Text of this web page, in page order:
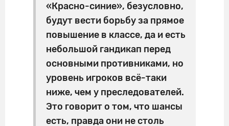
«Красно-синие», безусловно,
будут вести борьбу за прямое
повышение в классе, да и есть
небольшой гандикап перед
основными противниками, но
уровень игроков всё-таки
ниже, чем у преследователей.
Это говорит о том, что шансы
есть, правда они не столь